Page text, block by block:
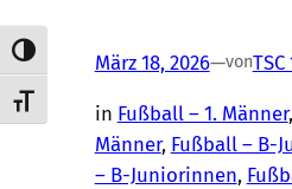
Umschalten auf hohe Kontraste
Schrift vergrößern
März 18, 2026—vonTSC
in Fußball – 1. Männer,
Männer, Fußball – B-
– B-Juniorinnen,